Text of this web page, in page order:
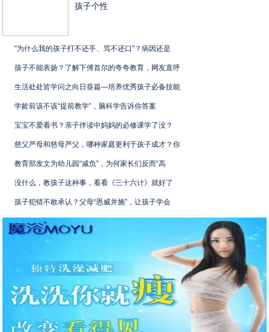
孩子个性
"为什么我的孩子打不还手、骂不还口"？病因还是
孩子不能表扬？了解下傅首尔的夸夸教育，网友直呼
生活处处皆学问之向日葵篇—培养优秀孩子必备技能
学龄前该不该“提前教学”，脑科学告诉你答案
宝宝不爱看书？亲子伴读中妈妈的必修课学了没？
慈父严母和慈母严父，哪种家庭更利于孩子成才？你
教育部发文为幼儿园“减负”，为何家长们反而“高
没什么，教孩子这种事，看看《三十六计》就好了
孩子犯错不敢承认？父母“恩威并施”，让孩子学会